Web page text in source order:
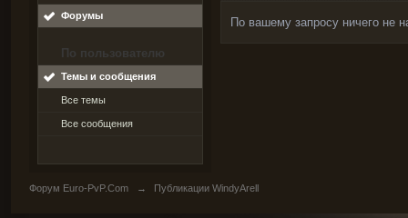
Форумы
По пользователю
Темы и сообщения
Все темы
Все сообщения
По вашему запросу ничего не
Форум Euro-PvP.Com → Публикации WindyArell